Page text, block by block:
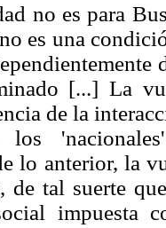
no es para
es una
[...] La
de la
lo anterior, la
de tal suerte
impuesta